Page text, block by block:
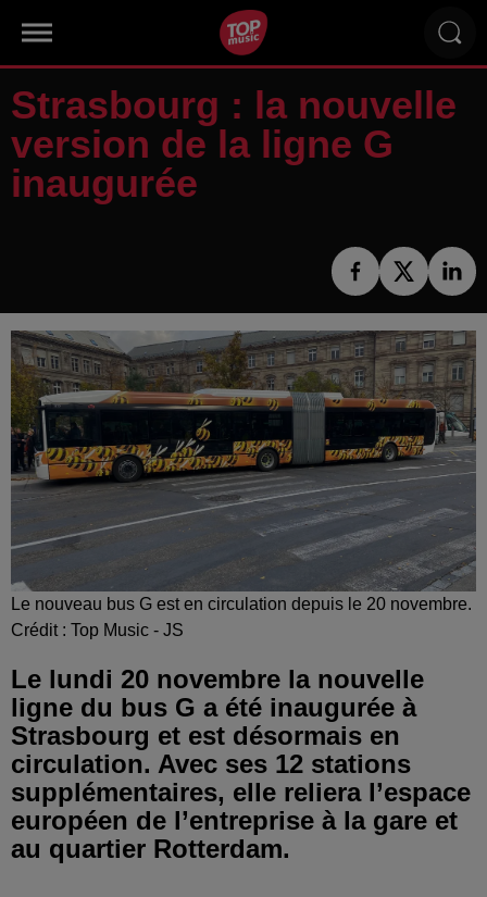
Strasbourg : la nouvelle
version de la ligne G
inaugurée
Le nouveau bus G est en circulation depuis le 20 novembre.
Crédit : Top Music - JS
Le lundi 20 novembre la nouvelle
ligne du bus G a été inaugurée à
Strasbourg et est désormais en
circulation. Avec ses 12 stations
supplémentaires, elle reliera l’espace
européen de l’entreprise à la gare et
au quartier Rotterdam.